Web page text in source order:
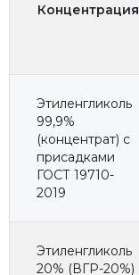
Концентрация
Этиленгликоль
99,9%
(концентрат) с
присадками
ГОСТ 19710-
2019
Этиленгликоль
20% (ВГР-20%)